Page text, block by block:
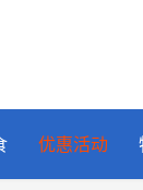
优惠活动